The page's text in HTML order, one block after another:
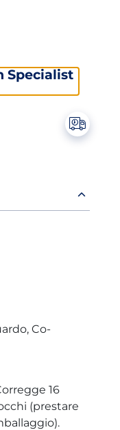
Specialist
Co-
16
(prestare